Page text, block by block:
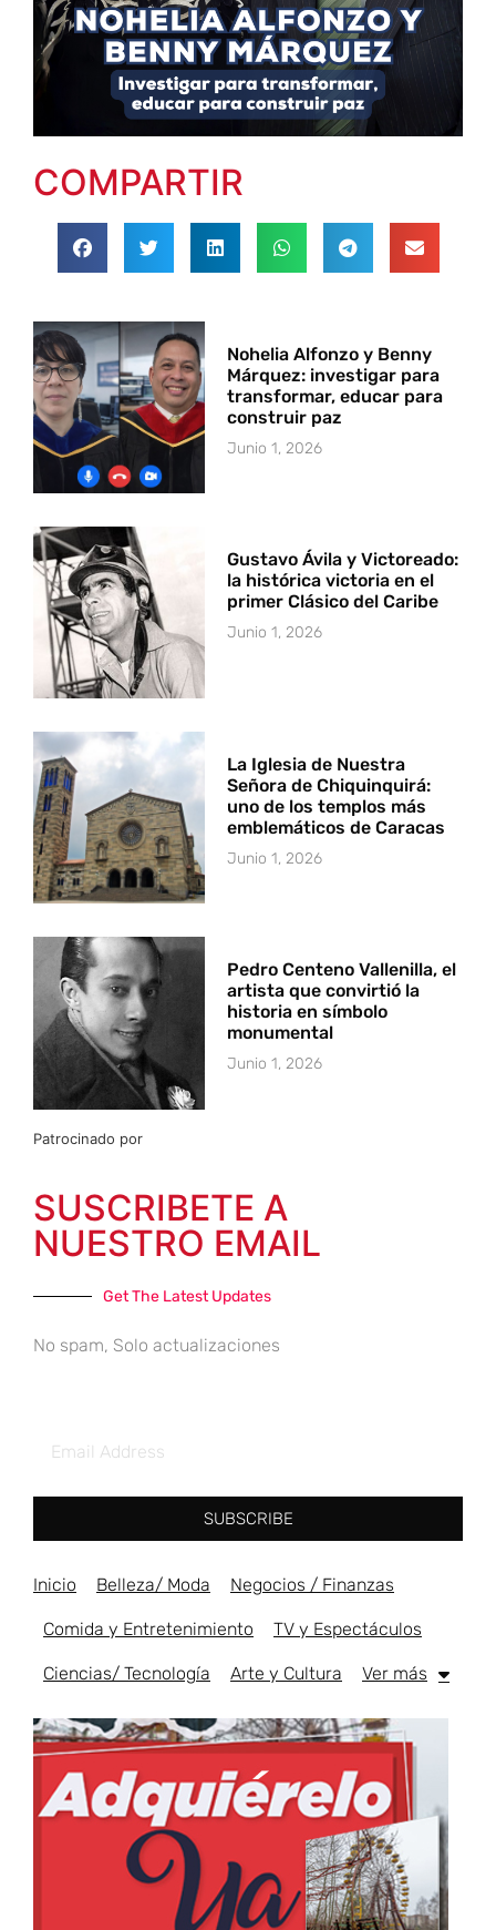
COMPARTIR
Nohelia Alfonzo y Benny
Márquez: investigar para
transformar, educar para
construir paz
Junio 1, 2026
Gustavo Ávila y Victoreado:
la histórica victoria en el
primer Clásico del Caribe
Junio 1, 2026
La Iglesia de Nuestra
Señora de Chiquinquirá:
uno de los templos más
emblemáticos de Caracas
Junio 1, 2026
Pedro Centeno Vallenilla, el
artista que convirtió la
historia en símbolo
monumental
Junio 1, 2026
Patrocinado por
SUSCRIBETE A
NUESTRO EMAIL
Get The Latest Updates
No spam, Solo actualizaciones
SUBSCRIBE
Inicio Belleza/ Moda Negocios / Finanzas
Comida y Entretenimiento TV y Espectáculos
Ciencias/ Tecnología Arte y Cultura Ver más